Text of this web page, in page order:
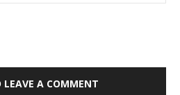
LEAVE A COMMENT